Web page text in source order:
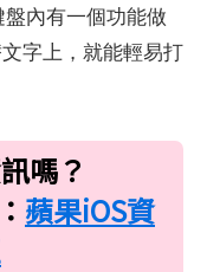
內有一個功能做
字上，就能輕易打
嗎？
蘋果iOS資